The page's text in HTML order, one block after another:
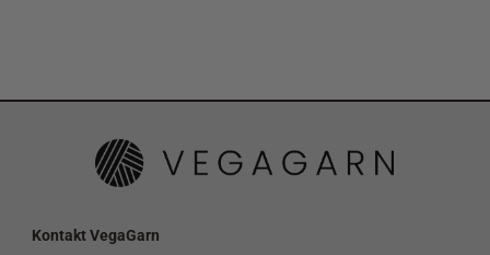
Kontakt VegaGarn